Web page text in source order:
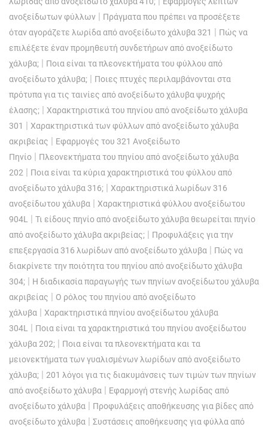
ανοξείδωτων φύλλων | Πράγματα που πρέπει να προσέξετε
όταν αγοράζετε λωρίδα από ανοξείδωτο χάλυβα 321 | Πώς να
επιλέξετε έναν προμηθευτή συνδετήρων από ανοξείδωτο
χάλυβα; | Ποια είναι τα πλεονεκτήματα του φύλλου από
ανοξείδωτο χάλυβα; | Ποιες πτυχές περιλαμβάνονται στα
πρότυπα για τις ταινίες από ανοξείδωτο χάλυβα ψυχρής
έλασης; | Χαρακτηριστικά του πηνίου από ανοξείδωτο χάλυβα
301 | Χαρακτηριστικά των φύλλων από ανοξείδωτο χάλυβα
ακριβείας | Εφαρμογές του 321 Ανοξείδωτο
Πηνίο | Πλεονεκτήματα του πηνίου από ανοξείδωτο χάλυβα
202 | Ποια είναι τα κύρια χαρακτηριστικά του φύλλου από
ανοξείδωτο χάλυβα 316; | Χαρακτηριστικά λωρίδων 316
ανοξείδωτου χάλυβα | Χαρακτηριστικά φύλλου ανοξείδωτου
904L
| Τι είδους πηνίο από ανοξείδωτο χάλυβα θεωρείται πηνίο
από ανοξείδωτο χάλυβα ακριβείας; | Προφυλάξεις για την
επεξεργασία 316 λωρίδων από ανοξείδωτο χάλυβα | Πώς να
διακρίνετε την ποιότητα του πηνίου από ανοξείδωτο χάλυβα
304; | Η διαδικασία παραγωγής των πηνίων ανοξείδωτου χάλυβα
ακριβείας | Ο ρόλος του πηνίου από ανοξείδωτο
χάλυβα | Χαρακτηριστικά πηνίου ανοξείδωτου χάλυβα
304L
| Ποια είναι τα χαρακτηριστικά του πηνίου ανοξείδωτου
χάλυβα 202; | Ποια είναι τα πλεονεκτήματα και τα
μειονεκτήματα των γυαλισμένων λωρίδων από ανοξείδωτο
χάλυβα; | 201 λόγοι για τις διακυμάνσεις των τιμών των πηνίων
από ανοξείδωτο χάλυβα | Εφαρμογή στενής λωρίδας από
ανοξείδωτο χάλυβα | Προφυλάξεις αποθήκευσης για βίδες από
ανοξείδωτο χάλυβα | Συστάσεις αποθήκευσης για φύλλα από